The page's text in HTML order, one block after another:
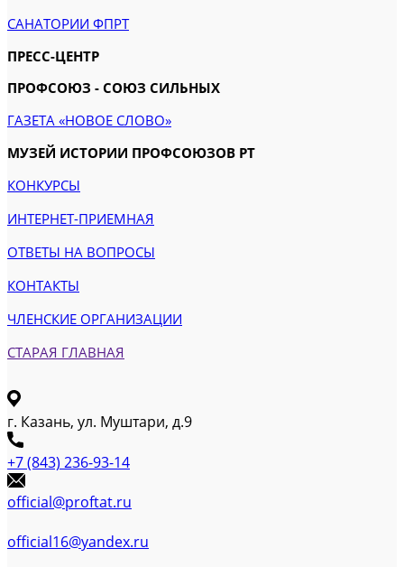
САНАТОРИИ ФПРТ
ПРЕСС-ЦЕНТР
ПРОФСОЮЗ - СОЮЗ СИЛЬНЫХ
ГАЗЕТА «НОВОЕ СЛОВО»
МУЗЕЙ ИСТОРИИ ПРОФСОЮЗОВ РТ
КОНКУРСЫ
ИНТЕРНЕТ-ПРИЕМНАЯ
ОТВЕТЫ НА ВОПРОСЫ
КОНТАКТЫ
ЧЛЕНСКИЕ ОРГАНИЗАЦИИ
СТАРАЯ ГЛАВНАЯ
г. Казань, ул. Муштари, д.9
+7 (843) 236-93-14
official@proftat.ru
official16@yandex.ru